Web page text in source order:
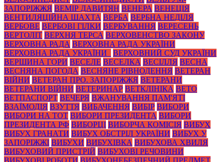
ЗАПОРІЖЖЯ ВЕМІР ДАВИТЯН ВЕНЕРА ВЕНЕЦІЯ
ВЕНТИЛЯЦІЙНА ШАХТА ВЕРБА ВЕРБНА НЕДІЛЯ
ВЕРБОВЕ ВЕРБОВІ ГІЛКИ ВЕРБУВАННЯ ВЕРЕСЕНЬ
ВЕРТОЛІТ ВЕРХНЯ ТЕРСА ВЕРХОВЕНСТВО ЗАКОНУ
ВЕРХОВНА РАДА ВЕРХОВНА РАДА УКРАЇНИ
ВЕРХОВНА РАДА УКРАЇНИ_
ВЕРХОВНИЙ СУД УКРАЇНИ
ВЕРШИНА ГОРИ ВЕСЕЛЕ ВЕСЕЛКА ВЕСІЛЛЯ ВЕСНА
ВЕСНЯНА ПОГОДА ВЕСНЯНЕ РІВНОДЕННЯ ВЕТЕРАН
ВІЙНИ ВЕТЕРАН ПРО. ЗАПОРІЖЖЯ ВЕТЕРАНИ
ВЕТЕРАНИ ВІЙНИ ВЕТЕРИНАР ВЕТКЛІНІКА ВЕТО
ВЕТПАСПОРТ ВЕЧЕРЯ ВЖАНУВАННЯ ПАМ'ЯТІ
ВЗАЇМОДІЯ ВЗУТТЯ ВИБАЧЕННЯ ВИБІР ВИБОРИ
ВИБОРИ НА ТОТ ВИБОРИ ПРЕЗИДЕНТА ВИБОРИ
ПРЕЗИДЕНТА РФ ВИБОРЦІ ВИБОРЧА КОМІСІЯ ВИБУХ
ВИБУХ ГРАНАТИ ВИБУХ ОБСТРІЛ УКРАЇНИ ВИБУХ У
ЗАПОРІЖЖІ ВИБУХИ ВИБУХІВКА ВИБУХОВА ХВИЛЯ
ВИБУХОВИЙ ПРИСТРІЙ ВИБУХОВІ РЕЧОВИНИ
ВИБУХОВІ РОБОТИ ВИБУХОНЕБЕЗПЕЧНИЙ ПРЕДМЕТ